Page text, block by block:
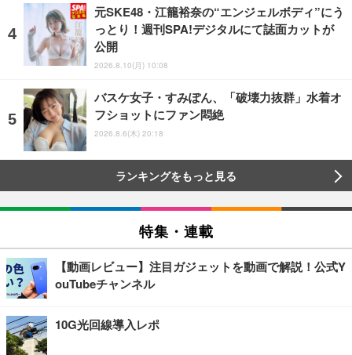
元SKE48・江籠裕奈の“エンジェルボディ”にう
っとり！週刊SPA!デジタルにて誌面カットが
公開
2026.8.10(月) 10:08
バスケ女子・すみぽん、「破壊力抜群」水着オ
フショットにファン悶絶
2026.8.6(木) 20:18
ランキングをもっと見る
特集・連載
【動画レビュー】注目ガジェットを動画で解説！公式Y
ouTubeチャンネル
10G光回線導入レポ